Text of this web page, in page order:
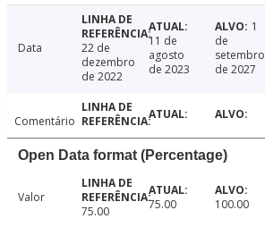
Data
22 de
dezembro
de 2022
11 de
agosto
de 2023
1
de
setembro
de 2027
Comentário
Open Data format (Percentage)
Valor
75.00
75.00 100.00